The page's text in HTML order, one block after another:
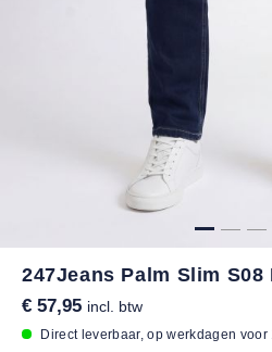
247Jeans Palm Slim S08
€ 57,95 incl. btw
Direct leverbaar, op werkdagen